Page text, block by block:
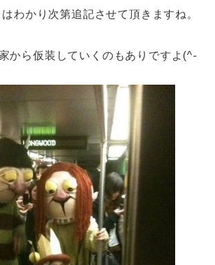
わかり次第追記させて頂きますね。
から仮装していくのもありですよ(^-